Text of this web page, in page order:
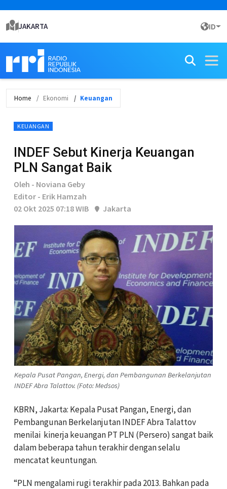
JAKARTA ID
Home Ekonomi Keuangan
KEUANGAN
INDEF Sebut Kinerja Keuangan
PLN Sangat Baik
Oleh - Noviana Geby
Editor - Erik Hamzah
02 Okt 2025 07:18 WIB
Jakarta
Kepala Pusat Pangan, Energi, dan Pembangunan Berkelanjutan
INDEF Abra Talattov. (Foto: Medsos)
KBRN, Jakarta: Kepala Pusat Pangan, Energi, dan
Pembangunan Berkelanjutan INDEF Abra Talattov
menilai kinerja keuangan PT PLN (Persero) sangat baik
dalam beberapa tahun terakhir dengan selalu
mencatat keuntungan.
“PLN mengalami rugi terakhir pada 2013. Bahkan pada